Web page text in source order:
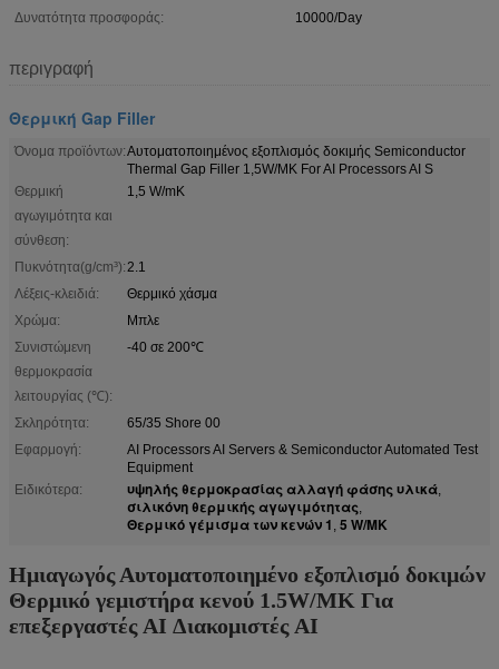
Δυνατότητα προσφοράς:
10000/Day
περιγραφή
Θερμική Gap Filler
Όνομα προϊόντων:Αυτοματοποιημένος εξοπλισμός δοκιμής Semiconductor
Thermal Gap Filler 1,5W/MK For AI Processors AI S
Θερμική
αγωγιμότητα και
σύνθεση:
1,5 W/mK
Πυκνότητα(g/cm³):2.1
Λέξεις-κλειδιά:
Θερμικό χάσμα
Χρώμα:
Μπλε
Συνιστώμενη
θερμοκρασία
λειτουργίας (℃):
-40 σε 200℃
Σκληρότητα:
65/35 Shore 00
Εφαρμογή:
AI Processors AI Servers & Semiconductor Automated Test
Equipment
Ειδικότερα:
υψηλής θερμοκρασίας αλλαγή φάσης υλικά,
σιλικόνη θερμικής αγωγιμότητας,
Θερμικό γέμισμα των κενών 1 , 5 W/MK
Ημιαγωγός Αυτοματοποιημένο εξοπλισμό δοκιμών
Θερμικό γεμιστήρα κενού 1.5W/MK Για
επεξεργαστές AI Διακομιστές AI